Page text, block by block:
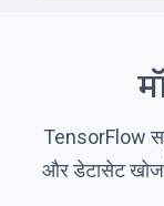
TensorFlow
और डेटासेट